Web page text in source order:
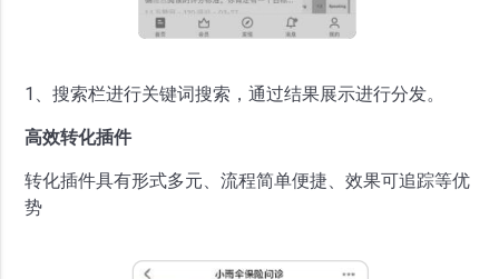
1、搜索栏进行关键词搜索，通过结果展示进行分发。
高效转化插件
转化插件具有形式多元、流程简单便捷、效果可追踪等优
势